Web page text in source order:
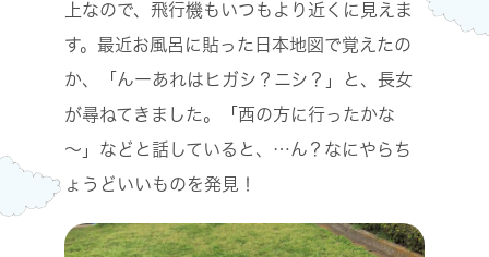
上なので、飛行機もいつもより近くに見えま
す。最近お風呂に貼った日本地図で覚えたの
か、「んーあれはヒガシ？ニシ？」と、長女
が尋ねてきました。「西の方に行ったかな
～」などと話していると、…ん？なにやらち
ょうどいいものを発見！